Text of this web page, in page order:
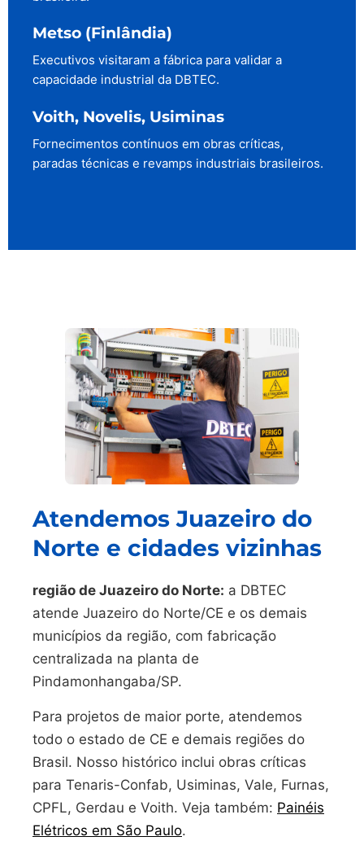
Metso (Finlândia)
Executivos visitaram a fábrica para validar a
capacidade industrial da DBTEC.
Voith, Novelis, Usiminas
Fornecimentos contínuos em obras críticas,
paradas técnicas e revamps industriais brasileiros.
Atendemos Juazeiro do
Norte e cidades vizinhas
região de Juazeiro do Norte: a DBTEC
atende Juazeiro do Norte/CE e os demais
municípios da região, com fabricação
centralizada na planta de
Pindamonhangaba/SP.
Para projetos de maior porte, atendemos
todo o estado de CE e demais regiões do
Brasil. Nosso histórico inclui obras críticas
para Tenaris-Confab, Usiminas, Vale, Furnas,
CPFL, Gerdau e Voith. Veja também: Painéis
Elétricos em São Paulo.